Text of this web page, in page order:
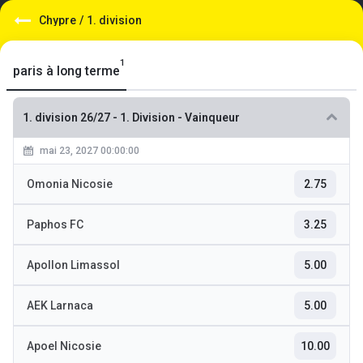
Chypre / 1. division
paris à long terme
1
1. division 26/27 - 1. Division - Vainqueur
mai 23, 2027 00:00:00
Omonia Nicosie 2.75
Paphos FC 3.25
Apollon Limassol 5.00
AEK Larnaca 5.00
Apoel Nicosie 10.00